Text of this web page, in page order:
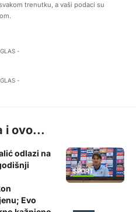
trenutku, a vaši podaci su
-
-
i ovo...
SPORT
odlazi na
Evo